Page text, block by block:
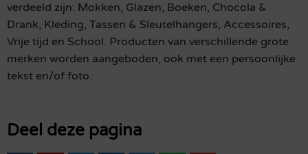
verdeeld zijn: Mokken, Glazen, Boeken, Chocola &
Drank, Kleding, Tassen & Sleutelhangers, Accessoires,
Vrije tijd en School. Producten van verschillende grote
merken worden aangeboden, ook met een persoonlijke
tekst en/of foto.
Deel deze pagina